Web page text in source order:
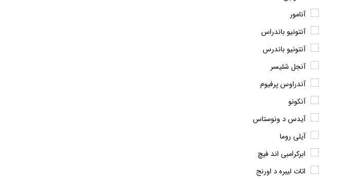
آنامور
آنتونیو باندراس
آنتونیو باندرس
آنجل شلیسر
آندراوس پرفیوم
آنکونو
آیدس د ونوستاس
آیلی روما
ابرکرامبی اند فیچ
اتات لیبره د اورنج